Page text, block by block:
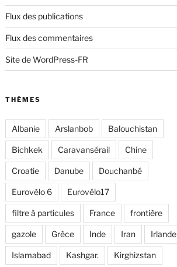
Flux des publications
Flux des commentaires
Site de WordPress-FR
THÈMES
Albanie Arslanbob Balouchistan
Bichkek Caravansérail Chine
Croatie Danube Douchanbé
Eurovélo 6 Eurovélo17
filtre à particules France frontière
gazole Grèce Inde Iran Irlande
Islamabad Kashgar. Kirghizstan